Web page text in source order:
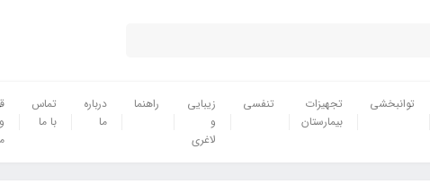
توانبخشی
تجهیزات
بیمارستان
تنفسی
زیبایی
و
لاغری
راهنما
درباره
ما
تماس
با ما
و